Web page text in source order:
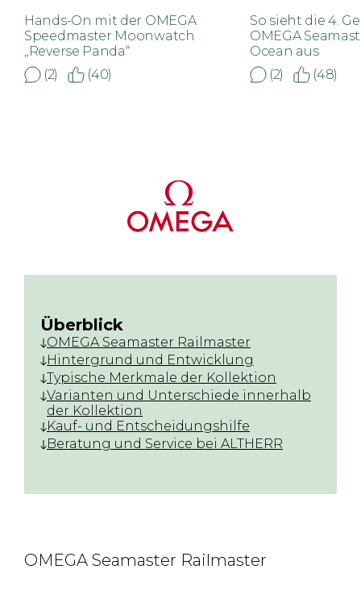
Hands-On mit der OMEGA
Speedmaster Moonwatch
„Reverse Panda“
(2)
(40)
So sieht die 4.
OMEGA
Ocean aus
(2)
(48)
Überblick
OMEGA Seamaster Railmaster
Hintergrund und Entwicklung
Typische Merkmale der Kollektion
Varianten und Unterschiede innerhalb
der Kollektion
Kauf- und Entscheidungshilfe
Beratung und Service bei ALTHERR
OMEGA Seamaster Railmaster